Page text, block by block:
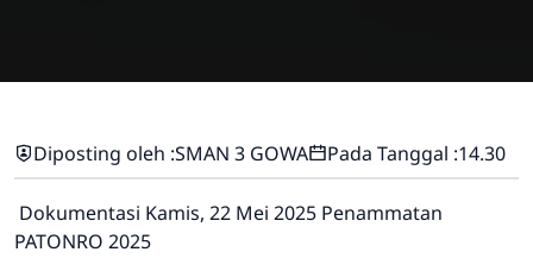
Diposting oleh :SMAN 3 GOWA Pada Tanggal :14.30
Dokumentasi Kamis, 22 Mei 2025 Penammatan
PATONRO 2025